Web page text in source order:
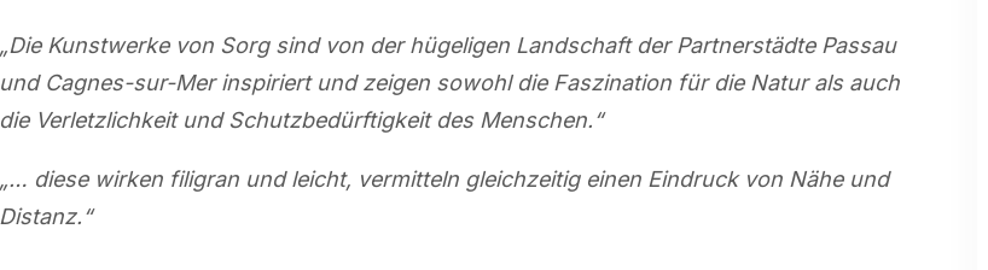
„Die Kunstwerke von Sorg sind von der hügeligen Landschaft der Partnerstädte Passau
und Cagnes-sur-Mer inspiriert und zeigen sowohl die Faszination für die Natur als auch
die Verletzlichkeit und Schutzbedürftigkeit des Menschen.“
„… diese wirken filigran und leicht, vermitteln gleichzeitig einen Eindruck von Nähe und
Distanz.“